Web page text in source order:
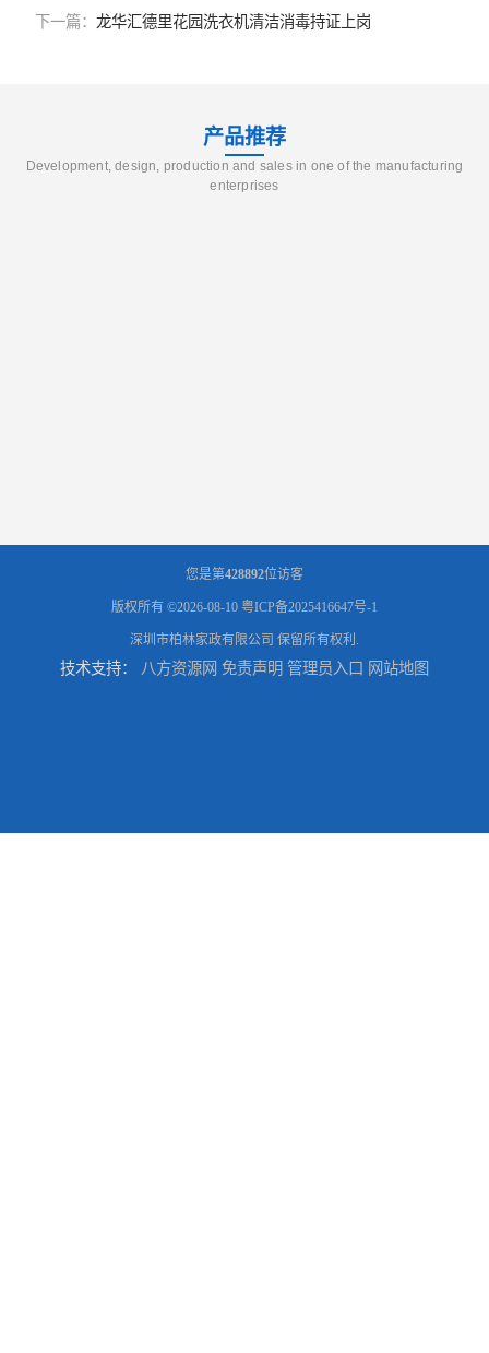
下一篇： 龙华汇德里花园洗衣机清洁消毒持证上岗
产品推荐
Development, design, production and sales in one of the manufacturing
enterprises
您是第428892位访客
版权所有 ©2026-08-10 粤ICP备2025416647号-1
深圳市柏林家政有限公司 保留所有权利.
技术支持： 八方资源网 免责声明 管理员入口 网站地图